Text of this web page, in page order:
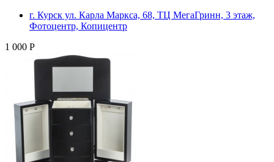
г. Курск ул. Карла Маркса, 68, ТЦ МегаГринн, 3 этаж,
Фотоцентр, Копицентр
1 000 Р